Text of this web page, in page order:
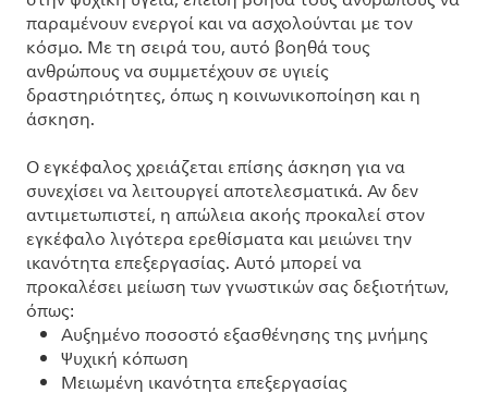
παραμένουν ενεργοί και να ασχολούνται με τον
κόσμο. Με τη σειρά του, αυτό βοηθά τους
ανθρώπους να συμμετέχουν σε υγιείς
δραστηριότητες, όπως η κοινωνικοποίηση και η
άσκηση.
Ο εγκέφαλος χρειάζεται επίσης άσκηση για να
συνεχίσει να λειτουργεί αποτελεσματικά. Αν δεν
αντιμετωπιστεί, η απώλεια ακοής προκαλεί στον
εγκέφαλο λιγότερα ερεθίσματα και μειώνει την
ικανότητα επεξεργασίας. Αυτό μπορεί να
προκαλέσει μείωση των γνωστικών σας δεξιοτήτων,
όπως:
Αυξημένο ποσοστό εξασθένησης της μνήμης
Ψυχική κόπωση
Μειωμένη ικανότητα επεξεργασίας